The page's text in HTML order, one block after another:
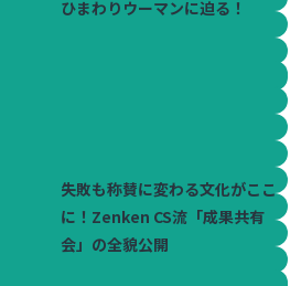
ママ業と仕事を両立、営業畑の
失敗も称賛に変わる文化がここ
に！Zenken CS流「成果共有